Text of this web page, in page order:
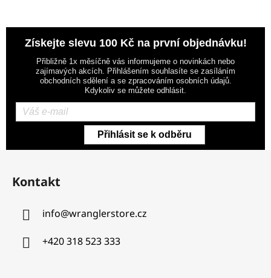
Získejte slevu 100 Kč na první objednávku!
Přibližně 1x měsíčně vás informujeme o novinkách nebo
zajímavých akcích. Přihlášením souhlasíte se zasíláním
obchodních sdělení a se zpracováním osobních údajů.
Kdykoliv se můžete odhlásit.
Přihlásit se k odběru
Kontakt
info@wranglerstore.cz
+420 318 523 333